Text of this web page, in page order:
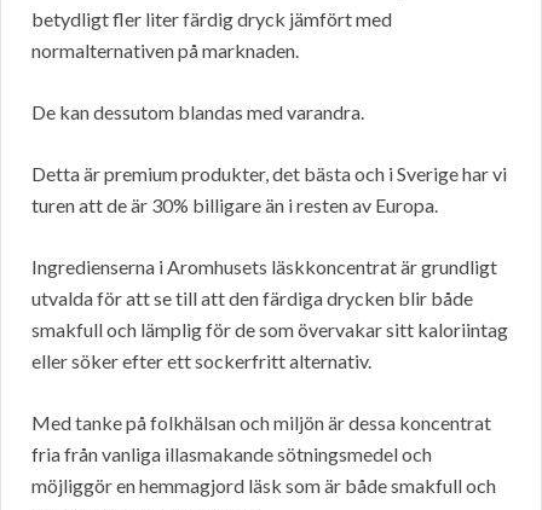
betydligt fler liter färdig dryck jämfört med
normalternativen på marknaden.
De kan dessutom blandas med varandra.
Detta är premium produkter, det bästa och i Sverige har vi
turen att de är 30% billigare än i resten av Europa.
Ingredienserna i Aromhusets läskkoncentrat är grundligt
utvalda för att se till att den färdiga drycken blir både
smakfull och lämplig för de som övervakar sitt kaloriintag
eller söker efter ett sockerfritt alternativ.
Med tanke på folkhälsan och miljön är dessa koncentrat
fria från vanliga illasmakande sötningsmedel och
möjliggör en hemmagjord läsk som är både smakfull och